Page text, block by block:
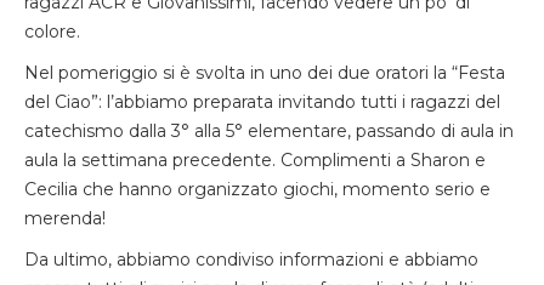
colore.
Nel pomeriggio si è svolta in uno dei due oratori la “Festa
del Ciao”: l’abbiamo preparata invitando tutti i ragazzi del
catechismo dalla 3° alla 5° elementare, passando di aula in
aula la settimana precedente. Complimenti a Sharon e
Cecilia che hanno organizzato giochi, momento serio e
merenda!
Da ultimo, abbiamo condiviso informazioni e abbiamo